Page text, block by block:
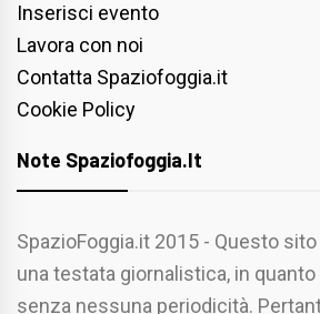
Inserisci evento
Lavora con noi
Contatta Spaziofoggia.it
Cookie Policy
Note Spaziofoggia.it
SpazioFoggia.it 2015 - Questo
una testata giornalistica, in
senza nessuna periodicità.